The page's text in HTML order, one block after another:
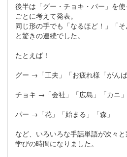
後半は「グー・チョキ・パー」を
ごとに考えて発表。
同じ形の手でも「なるほど！」「そ
と驚きの連続でした。
たとえば！
グー →「工夫」「お疲れ様「がんば
チョキ →「会社」「広島」「カニ」
パー →「花」「始まる」「森」
など、いろいろな手話単語が次々
学びの時間になりました。